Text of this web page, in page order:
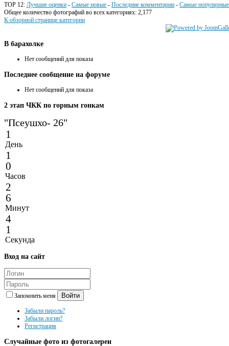
TOP 12: Лучшие оценки - Самые новые - Последние комментарии - Самые популярные
Общее количество фотографий во всех категориях: 2,177
К обзорной странице категории
В барахолке
Нет сообщений для показа
Последнее сообщение на форуме
Нет сообщений для показа
2 этап ЧКК по горным гонкам
"Псеушхо- 26"
1
День
1
0
Часов
2
6
Минут
4
1
Секунда
Вход на сайт
Запомнить меня Войти
Забыли пароль?
Забыли логин?
Регистрация
Случайные фото из фотогалереи